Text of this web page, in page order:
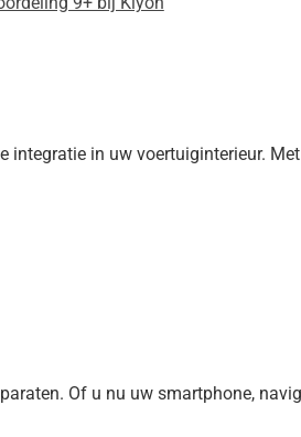
in uw voertuiginterieur.
Of u nu uw smartphone,